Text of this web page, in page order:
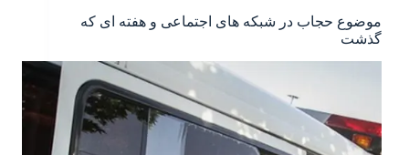
موضوع حجاب در شبکه های اجتماعی و هفته ای که
گذشت